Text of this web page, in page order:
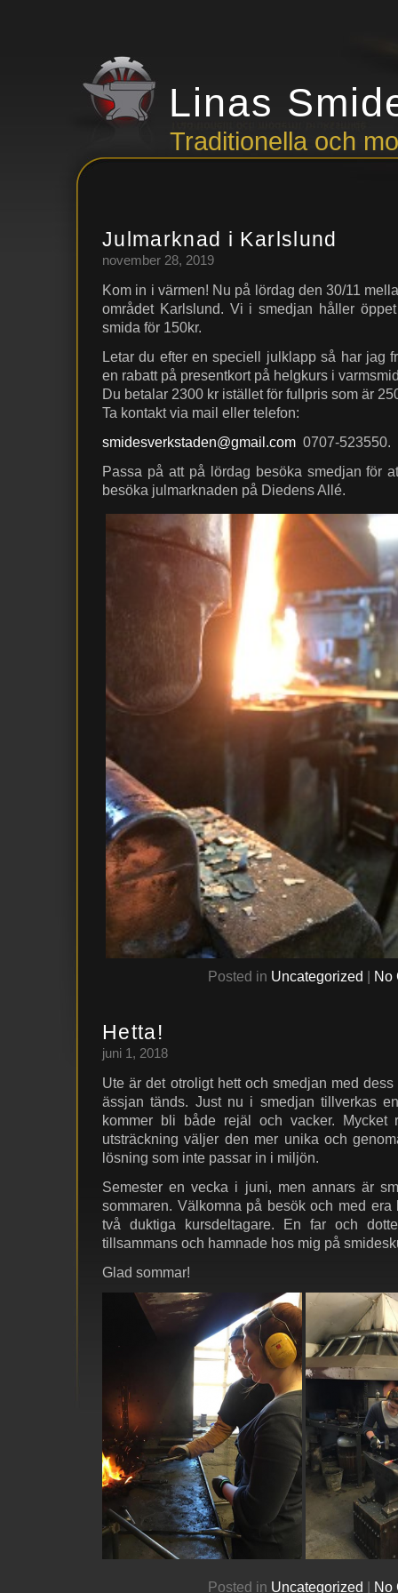
Linas
Traditionella och
Julmarknad i Karlslund
november 28, 2019
Kom in i värmen! Nu på lördag den 30/11
området Karlslund. Vi i smedjan håller
smida för 150kr.
Letar du efter en speciell julklapp så har jag
en rabatt på presentkort på helgkurs i
Du betalar 2300 kr istället för fullpris som är
Ta kontakt via mail eller telefon:
smidesverkstaden@gmail.com 0707-523550.
Passa på att på lördag besöka smedjan för
besöka julmarknaden på Diedens Allé.
Posted in Uncategorized | No
Hetta!
juni 1, 2018
Ute är det otroligt hett och smedjan med
ässjan tänds. Just nu i smedjan tillverkas
kommer bli både rejäl och vacker.
utsträckning väljer den mer unika och
lösning som inte passar in i miljön.
Semester en vecka i juni, men annars är
sommaren. Välkomna på besök och med
två duktiga kursdeltagare. En far och
tillsammans och hamnade hos mig på
Glad sommar!
Posted in Uncategorized | No